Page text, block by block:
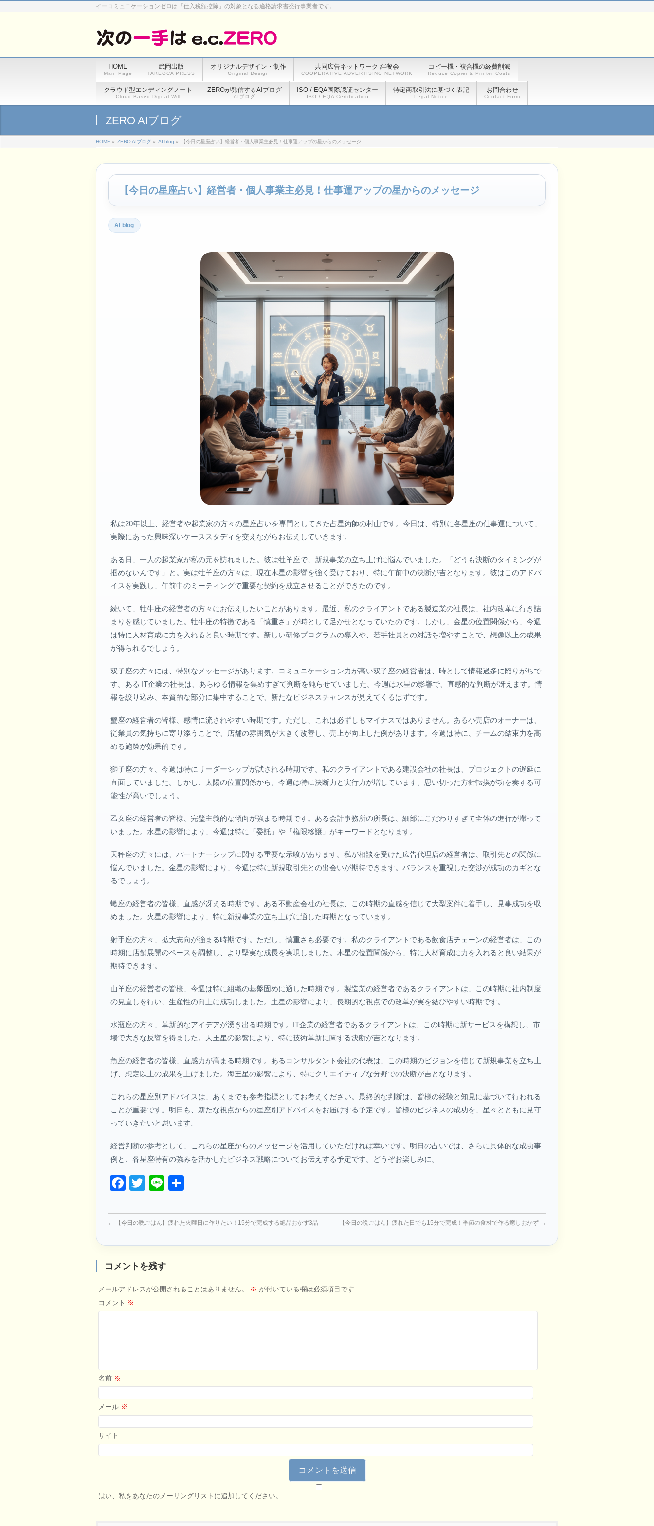
イーコミュニケーションゼロは「仕入税額控除」の対象となる適格請求書発行事業者です。
HOME
Main Page
武岡出版
TAKEOCA PRESS
オリジナルデザイン・制作
Original Design
共同広告ネットワーク 絆餐会
COOPERATIVE ADVERTISING NETWORK
コピー機・複合機の経費削減
Reduce Copier & Printer Costs
クラウド型エンディングノート
Cloud-Based Digital Will
ZEROが発信するAIブログ
AIブログ
ISO / EQA国際認証センター
ISO / EQA Certification
特定商取引法に基づく表記
Legal Notice
お問合わせ
Contact Form
ZERO AIブログ
HOME » ZERO AIブログ » AI blog » 【今日の星座占い】経営者・個人事業主必見！仕事運アップの星からのメッセージ
【今日の星座占い】経営者・個人事業主必見！仕事運アップの星からのメッセージ
AI blog
私は20年以上、経営者や起業家の方々の星座占いを専門としてきた占星術師の村山です。今日は、特別に各星座の仕事運について、
実際にあった興味深いケーススタディを交えながらお伝えしていきます。
ある日、一人の起業家が私の元を訪れました。彼は牡羊座で、新規事業の立ち上げに悩んでいました。「どうも決断のタイミングが
掴めないんです」と。実は牡羊座の方々は、現在木星の影響を強く受けており、特に午前中の決断が吉となります。彼はこのアドバ
イスを実践し、午前中のミーティングで重要な契約を成立させることができたのです。
続いて、牡牛座の経営者の方々にお伝えしたいことがあります。最近、私のクライアントである製造業の社長は、社内改革に行き詰
まりを感じていました。牡牛座の特徴である「慎重さ」が時として足かせとなっていたのです。しかし、金星の位置関係から、今週
は特に人材育成に力を入れると良い時期です。新しい研修プログラムの導入や、若手社員との対話を増やすことで、想像以上の成果
が得られるでしょう。
双子座の方々には、特別なメッセージがあります。コミュニケーション力が高い双子座の経営者は、時として情報過多に陥りがちで
す。ある IT企業の社長は、あらゆる情報を集めすぎて判断を鈍らせていました。今週は水星の影響で、直感的な判断が冴えます。情
報を絞り込み、本質的な部分に集中することで、新たなビジネスチャンスが見えてくるはずです。
蟹座の経営者の皆様、感情に流されやすい時期です。ただし、これは必ずしもマイナスではありません。ある小売店のオーナーは、
従業員の気持ちに寄り添うことで、店舗の雰囲気が大きく改善し、売上が向上した例があります。今週は特に、チームの結束力を高
める施策が効果的です。
獅子座の方々、今週は特にリーダーシップが試される時期です。私のクライアントである建設会社の社長は、プロジェクトの遅延に
直面していました。しかし、太陽の位置関係から、今週は特に決断力と実行力が増しています。思い切った方針転換が功を奏する可
能性が高いでしょう。
乙女座の経営者の皆様、完璧主義的な傾向が強まる時期です。ある会計事務所の所長は、細部にこだわりすぎて全体の進行が滞って
いました。水星の影響により、今週は特に「委託」や「権限移譲」がキーワードとなります。
天秤座の方々には、パートナーシップに関する重要な示唆があります。私が相談を受けた広告代理店の経営者は、取引先との関係に
悩んでいました。金星の影響により、今週は特に新規取引先との出会いが期待できます。バランスを重視した交渉が成功のカギとな
るでしょう。
蠍座の経営者の皆様、直感が冴える時期です。ある不動産会社の社長は、この時期の直感を信じて大型案件に着手し、見事成功を収
めました。火星の影響により、特に新規事業の立ち上げに適した時期となっています。
射手座の方々、拡大志向が強まる時期です。ただし、慎重さも必要です。私のクライアントである飲食店チェーンの経営者は、この
時期に店舗展開のペースを調整し、より堅実な成長を実現しました。木星の位置関係から、特に人材育成に力を入れると良い結果が
期待できます。
山羊座の経営者の皆様、今週は特に組織の基盤固めに適した時期です。製造業の経営者であるクライアントは、この時期に社内制度
の見直しを行い、生産性の向上に成功しました。土星の影響により、長期的な視点での改革が実を結びやすい時期です。
水瓶座の方々、革新的なアイデアが湧き出る時期です。IT企業の経営者であるクライアントは、この時期に新サービスを構想し、市
場で大きな反響を得ました。天王星の影響により、特に技術革新に関する決断が吉となります。
魚座の経営者の皆様、直感力が高まる時期です。あるコンサルタント会社の代表は、この時期のビジョンを信じて新規事業を立ち上
げ、想定以上の成果を上げました。海王星の影響により、特にクリエイティブな分野での決断が吉となります。
これらの星座別アドバイスは、あくまでも参考指標としてお考えください。最終的な判断は、皆様の経験と知見に基づいて行われる
ことが重要です。明日も、新たな視点からの星座別アドバイスをお届けする予定です。皆様のビジネスの成功を、星々とともに見守
っていきたいと思います。
経営判断の参考として、これらの星座からのメッセージを活用していただければ幸いです。明日の占いでは、さらに具体的な成功事
例と、各星座特有の強みを活かしたビジネス戦略についてお伝えする予定です。どうぞお楽しみに。
Facebook
Twitter
Line
← 【今日の晩ごはん】疲れた火曜日に作りたい！15分で完成する絶品おかず3品 【今日の晩ごはん】疲れた日でも15分で完成！季節の食材で作る癒しおかず →
コメントを残す
メールアドレスが公開されることはありません。 ※ が付いている欄は必須項目です
コメント ※
名前 ※
メール ※
サイト
はい、私をあなたのメーリングリストに追加してください。